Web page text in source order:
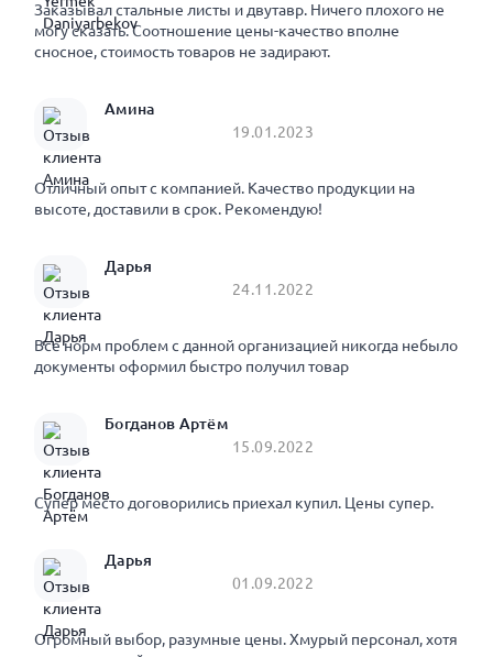
Заказывал стальные листы и двутавр. Ничего плохого не
могу сказать. Соотношение цены-качество вполне
сносное, стоимость товаров не задирают.
Амина
19.01.2023
Отличный опыт с компанией. Качество продукции на
высоте, доставили в срок. Рекомендую!
Дарья
24.11.2022
Все норм проблем с данной организацией никогда небыло
документы оформил быстро получил товар
Богданов Артём
15.09.2022
Супер место договорились приехал купил. Цены супер.
Дарья
01.09.2022
Огромный выбор, разумные цены. Хмурый персонал, хотя